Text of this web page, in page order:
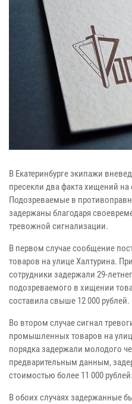
В Екатеринбурге экипажи
пресекли два факта хищений
Подозреваемые в
задержаны благодаря
тревожной сигнализации.
В первом случае сообщение
товаров на улице Халтурина.
сотрудники задержали 29-
подозреваемого в хищении
составила свыше 12 000 рублей.
Во втором случае сигнал
промышленных товаров на
порядка задержали молодого
предварительным данным,
стоимостью более 11 000 рублей.
В обоих случаях задержанные